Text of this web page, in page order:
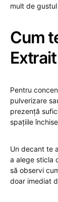
mult de
Cum
Pentru
pulverizare
prezență
spațiile
Un decant te
a alege sticla
să observi
doar imediat